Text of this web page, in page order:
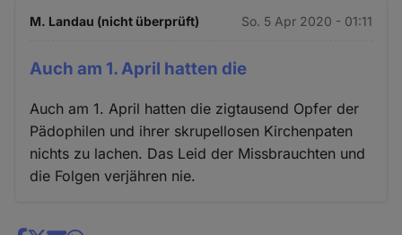
M. Landau (nicht überprüft) So. 5 Apr 2020 - 01:11
Auch am 1. April hatten die
Auch am 1. April hatten die zigtausend Opfer der
Pädophilen und ihrer skrupellosen Kirchenpaten
nichts zu lachen. Das Leid der Missbrauchten und
die Folgen verjähren nie.